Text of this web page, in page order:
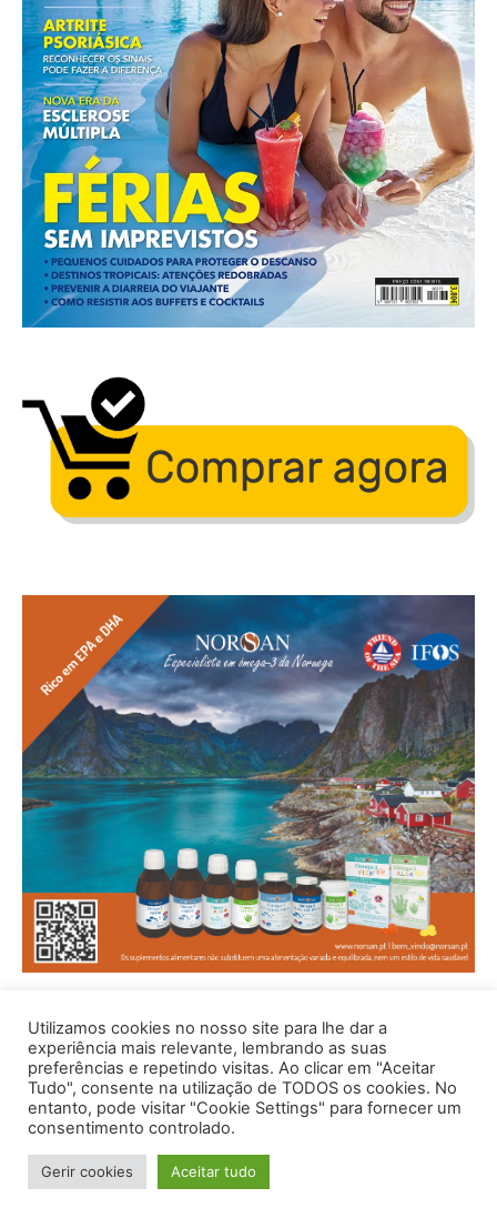
Utilizamos cookies no nosso site para lhe dar a
experiência mais relevante, lembrando as suas
preferências e repetindo visitas. Ao clicar em "Aceitar
Tudo", consente na utilização de TODOS os cookies. No
entanto, pode visitar "Cookie Settings" para fornecer um
consentimento controlado.
Gerir cookies Aceitar tudo